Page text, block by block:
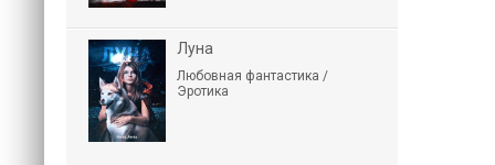
Луна
Любовная фантастика /
Эротика